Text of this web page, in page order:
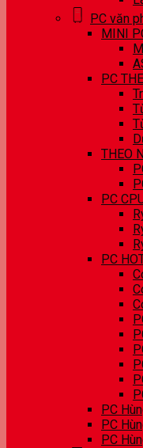
PC văn
MINI
PC
THEO
PC
PC
PC
PC
PC